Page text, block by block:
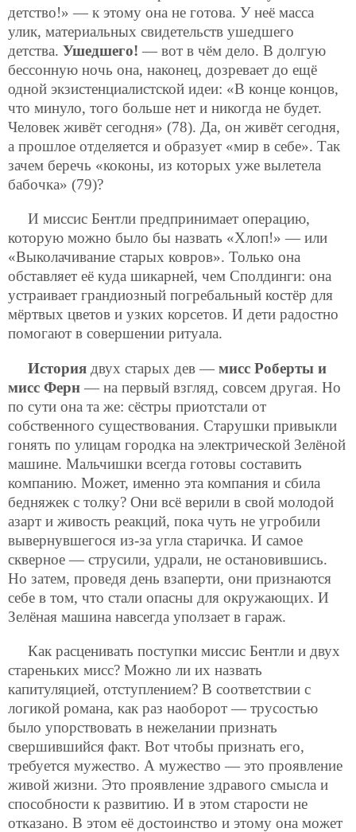
детство!» — к этому она не готова. У неё масса
улик, материальных свидетельств ушедшего
детства. Ушедшего! — вот в чём дело. В долгую
бессонную ночь она, наконец, дозревает до ещё
одной экзистенциалистской идеи: «В конце концов,
что минуло, того больше нет и никогда не будет.
Человек живёт сегодня» (78). Да, он живёт сегодня,
а прошлое отделяется и образует «мир в себе». Так
зачем беречь «коконы, из которых уже вылетела
бабочка» (79)?
И миссис Бентли предпринимает операцию,
которую можно было бы назвать «Хлоп!» — или
«Выколачивание старых ковров». Только она
обставляет её куда шикарней, чем Сполдинги: она
устраивает грандиозный погребальный костёр для
мёртвых цветов и узких корсетов. И дети радостно
помогают в совершении ритуала.
История двух старых дев — мисс Роберты и
мисс Ферн — на первый взгляд, совсем другая. Но
по сути она та же: сёстры приотстали от
собственного существования. Старушки привыкли
гонять по улицам городка на электрической Зелёной
машине. Мальчишки всегда готовы составить
компанию. Может, именно эта компания и сбила
бедняжек с толку? Они всё верили в свой молодой
азарт и живость реакций, пока чуть не угробили
вывернувшегося из-за угла старичка. И самое
скверное — струсили, удрали, не остановившись.
Но затем, проведя день взаперти, они признаются
себе в том, что стали опасны для окружающих. И
Зелёная машина навсегда уползает в гараж.
Как расценивать поступки миссис Бентли и двух
стареньких мисс? Можно ли их назвать
капитуляцией, отступлением? В соответствии с
логикой романа, как раз наоборот — трусостью
было упорствовать в нежелании признать
свершившийся факт. Вот чтобы признать его,
требуется мужество. А мужество — это проявление
живой жизни. Это проявление здравого смысла и
способности к развитию. И в этом старости не
отказано. В этом её достоинство и этому она может